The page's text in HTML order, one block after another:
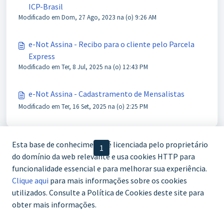
ICP-Brasil
Modificado em Dom, 27 Ago, 2023 na (o) 9:26 AM
e-Not Assina - Recibo para o cliente pelo Parcela
Express
Modificado em Ter, 8 Jul, 2025 na (o) 12:43 PM
e-Not Assina - Cadastramento de Mensalistas
Modificado em Ter, 16 Set, 2025 na (o) 2:25 PM
< Anterior 1 2 Próximo >
WhatsApp (61) 3772-7800
Esta base de conhecimento é licenciada pelo proprietário
do domínio da web relevante e usa cookies HTTP para
funcionalidade essencial e para melhorar sua experiência.
Clique aqui para mais informações sobre os cookies
utilizados. Consulte a Política de Cookies deste site para
obter mais informações.